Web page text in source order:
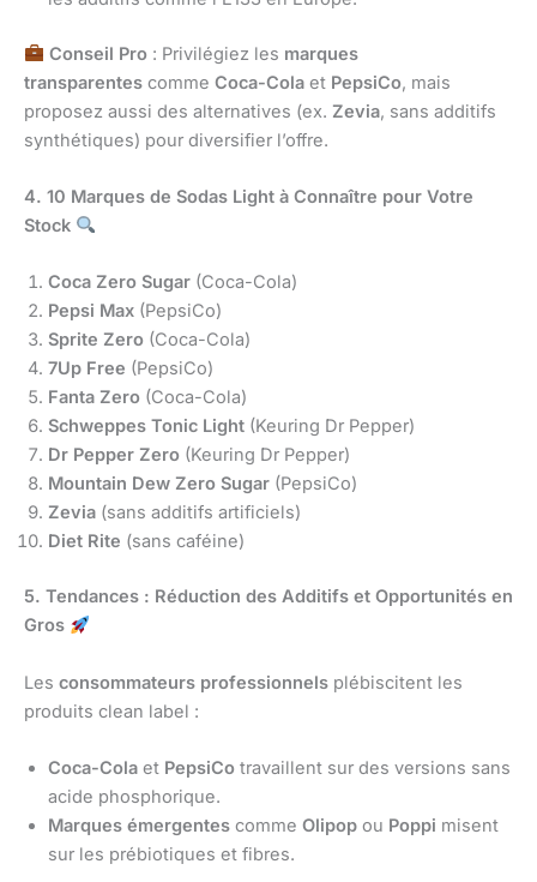
Conseil Pro: Privilégiez les marques
transparentes comme Coca-Cola et PepsiCo, mais
proposez aussi des alternatives (ex. Zevia, sans additifs
synthétiques) pour diversifier l’offre.
4. 10 Marques de Sodas Light à Connaître pour Votre
Stock
Coca Zero Sugar (Coca-Cola)
Pepsi Max (PepsiCo)
Sprite Zero (Coca-Cola)
7Up Free (PepsiCo)
Fanta Zero (Coca-Cola)
Schweppes Tonic Light (Keuring Dr Pepper)
Dr Pepper Zero (Keuring Dr Pepper)
Mountain Dew Zero Sugar (PepsiCo)
Zevia (sans additifs artificiels)
Diet Rite (sans caféine)
5. Tendances : Réduction des Additifs et Opportunités en
Gros
Les consommateurs professionnels plébiscitent les
produits clean label :
Coca-Cola et PepsiCo travaillent sur des versions sans
acide phosphorique.
Marques émergentes comme Olipop ou Poppi misent
sur les prébiotiques et fibres.